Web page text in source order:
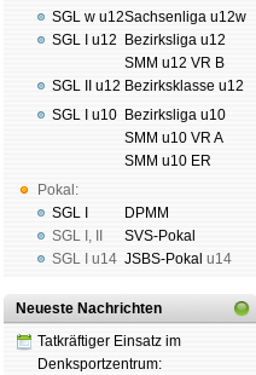
SGL w u12
SGL I u12
SGL II u12
SGL I u10
Pokal:
SGL I
SGL I ,
SGL I
u14
Sachsenliga u12w
Bezirksliga u12
SMM u12 VR B
Bezirksklasse u12
Bezirksliga u10
SMM u10 VR A
SMM u10 ER
DPMM
SVS-Pokal
JSBS-Pokal u14
Neueste Nachrichten
Tatkräftiger Einsatz im
Denksportzentrum: